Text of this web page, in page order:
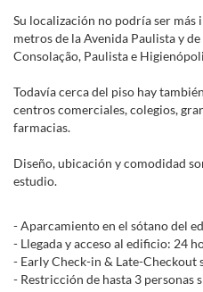
Su localización no podría ser
metros de la Avenida Paulista y
Consolação, Paulista e
Todavía cerca del piso hay
centros comerciales, colegios,
farmacias.
Diseño, ubicación y comodidad
estudio.
- Aparcamiento en el sótano del
- Llegada y acceso al edificio: 24
- Early Check-in & Late-Checkout
- Restricción de hasta 3 personas